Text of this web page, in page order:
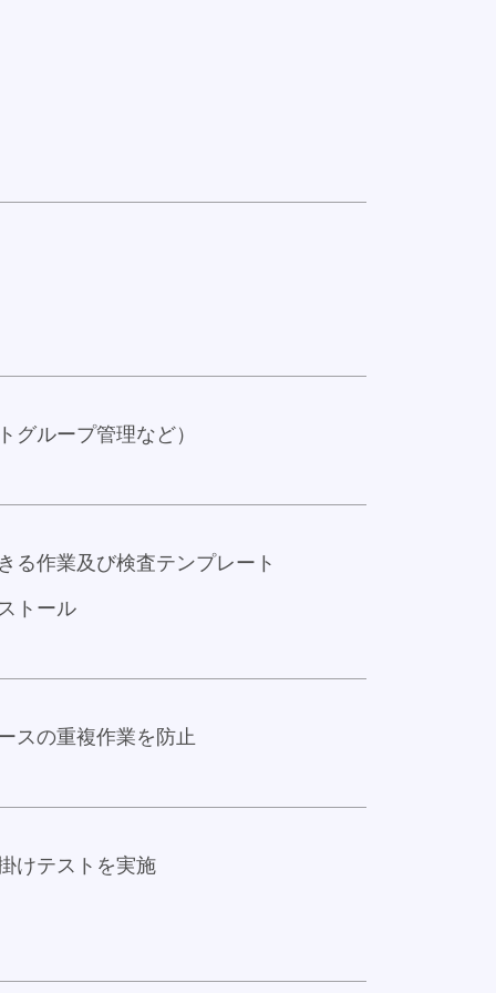
ループ管理など）
る作業及び検査テンプレート
トール
スの重複作業を防止
けテストを実施